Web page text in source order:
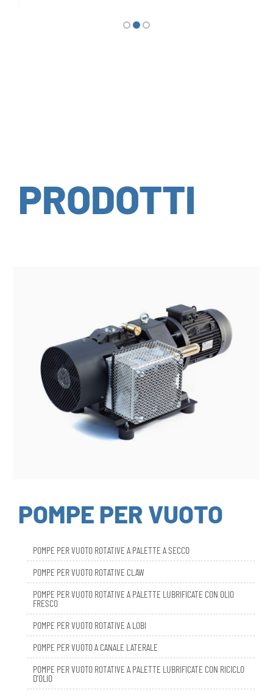
PRODOTTI
POMPE PER VUOTO
POMPE PER VUOTO ROTATIVE CLAW
POMPE PER VUOTO ROTATIVE A PALETTE LUBRIFICATE CON OLIO
FRESCO
POMPE PER VUOTO ROTATIVE A LOBI
POMPE PER VUOTO A CANALE LATERALE
POMPE PER VUOTO ROTATIVE A PALETTE LUBRIFICATE CON RICICLO
D’OLIO
DBL SMART